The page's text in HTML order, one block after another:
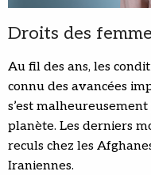
Droits des
Au fil des ans, les
connu des avancées
s’est
planète. Les derniers
reculs chez les
Iraniennes.